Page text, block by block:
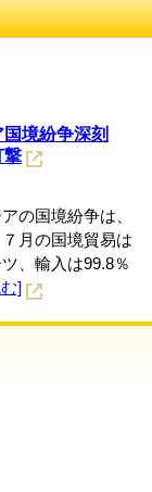
国境紛争深刻
撃
の国境紛争は、
月の国境貿易は
、輸入は99.8％
]